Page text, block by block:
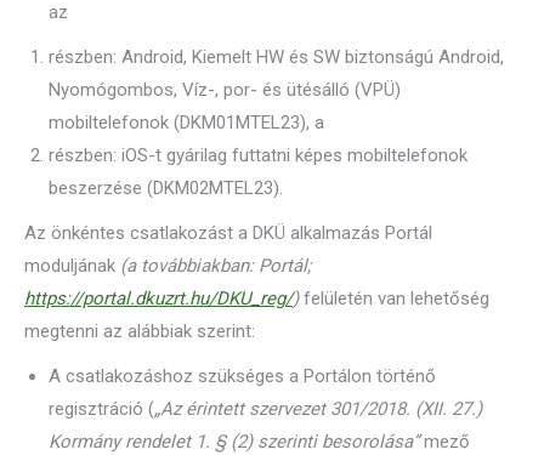
az
részben: Android, Kiemelt HW és SW biztonságú Android,
Nyomógombos, Víz-, por- és ütésálló (VPÜ)
mobiltelefonok (DKM01MTEL23), a
részben: iOS-t gyárilag futtatni képes mobiltelefonok
beszerzése (DKM02MTEL23).
Az önkéntes csatlakozást a DKÜ alkalmazás Portál
moduljának (a továbbiakban: Portál;
https://portal.dkuzrt.hu/DKU_reg/)felületén van lehetőség
megtenni az alábbiak szerint:
A csatlakozáshoz szükséges a Portálon történő
regisztráció („Az érintett szervezet 301/2018. (XII. 27.)
Kormány rendelet 1. § (2) szerinti besorolása”mező